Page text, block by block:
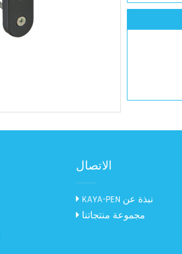
الاتصال
KAYA-PEN نبذة عن
مجموعة منتجاتنا